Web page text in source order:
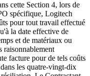
cette Section 4, lors de
spécifique, Logitech
pour tout travail effectué
la date effective de
et de matériaux ou
raisonnablement
facture pour de tels coûts
les quatre-vingt-dix